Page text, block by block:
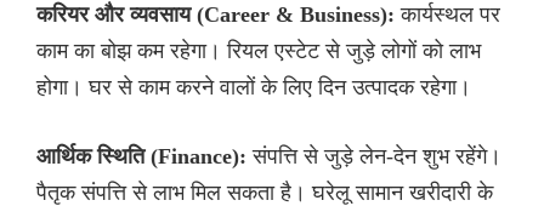
करियर और व्यवसाय (Career & Business): कार्यस्थल पर
काम का बोझ कम रहेगा। रियल एस्टेट से जुड़े लोगों को लाभ
होगा। घर से काम करने वालों के लिए दिन उत्पादक रहेगा।
आर्थिक स्थिति (Finance): संपत्ति से जुड़े लेन-देन शुभ रहेंगे।
पैतृक संपत्ति से लाभ मिल सकता है। घरेलू सामान खरीदारी के